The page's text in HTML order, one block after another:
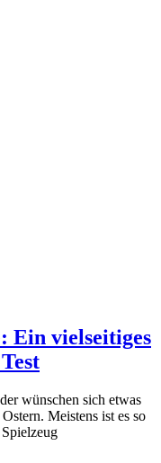
Ein vielseitiges
wünschen sich etwas
Meistens ist es so